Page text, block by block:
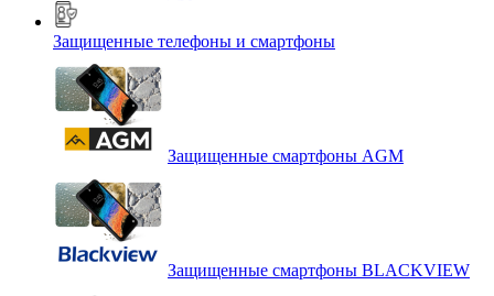
Защищенные телефоны и смартфоны
Защищенные смартфоны AGM
Защищенные смартфоны BLACKVIEW